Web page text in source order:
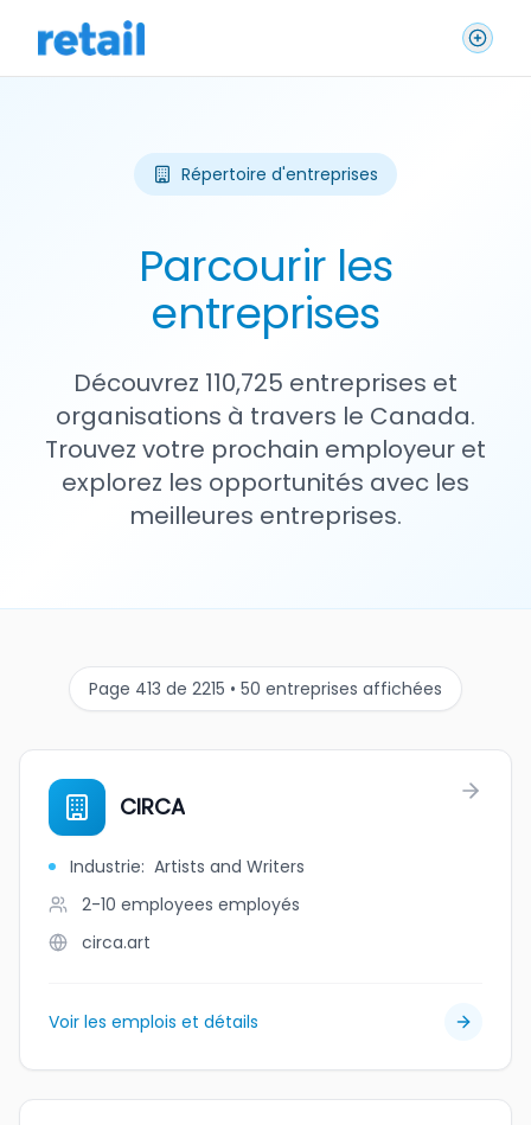
Répertoire d'entreprises
Parcourir les
entreprises
Découvrez 110,725 entreprises et
organisations à travers le Canada.
Trouvez votre prochain employeur et
explorez les opportunités avec les
meilleures entreprises.
Page 413 de 2215 • 50 entreprises affichées
CIRCA
Industrie: Artists and Writers
2-10 employees employés
circa.art
Voir les emplois et détails